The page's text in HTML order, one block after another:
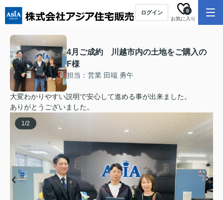
ログイン
お気に入り
0
4月ご成約 川越市内の土地をご購入の
F様
担当：営業 田端 勇午
大変わかりやすい説明で安心して進める事が出来ました。
ありがとうございました。
1/2